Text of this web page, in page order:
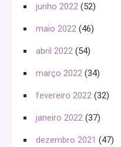
junho 2022 (52)
maio 2022 (46)
abril 2022 (54)
março 2022 (34)
fevereiro 2022 (32)
janeiro 2022 (37)
dezembro 2021 (47)